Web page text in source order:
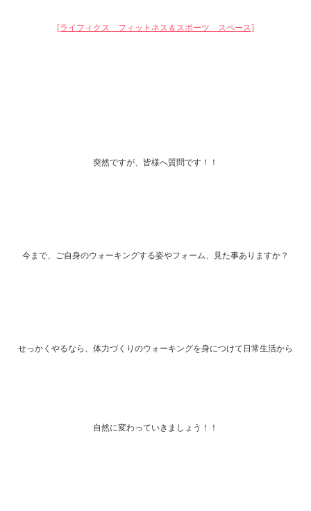
[ライフィクス フィットネス＆スポーツ スペース]
突然ですが、皆様へ質問です！！
今まで、ご自身のウォーキングする姿やフォーム、見た事ありますか？
せっかくやるなら、体力づくりのウォーキングを身につけて日常生活から
自然に変わっていきましょう！！